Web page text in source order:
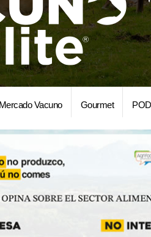
Mercado Vacuno Gourmet